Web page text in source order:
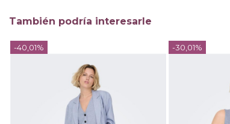
También podría interesarle
-40,01% -30,01%